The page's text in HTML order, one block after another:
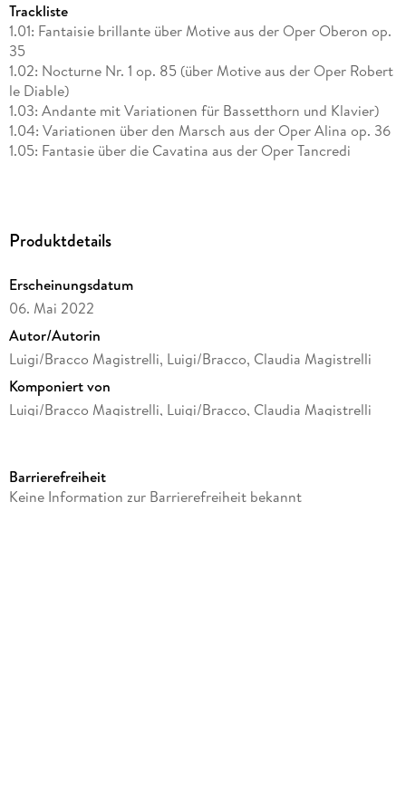
Trackliste
1.01: Fantaisie brillante über Motive aus der Oper Oberon op.
35
1.02: Nocturne Nr. 1 op. 85 (über Motive aus der Oper Robert
le Diable)
1.03: Andante mit Variationen für Bassetthorn und Klavier)
1.04: Variationen über den Marsch aus der Oper Alina op. 36
1.05: Fantasie über die Cavatina aus der Oper Tancredi
Produktdetails
Erscheinungsdatum
06. Mai 2022
Autor/Autorin
Luigi/Bracco Magistrelli, Luigi/Bracco, Claudia Magistrelli
Komponiert von
Luigi/Bracco Magistrelli, Luigi/Bracco, Claudia Magistrelli
Produktart
Barrierefreiheit
Keine Information zur Barrierefreiheit bekannt